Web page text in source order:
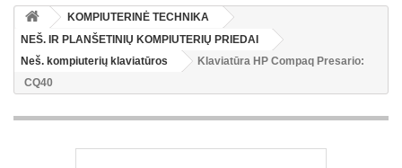
KOMPIUTERINĖ TECHNIKA
NEŠ. IR PLANŠETINIŲ KOMPIUTERIŲ PRIEDAI
Neš. kompiuterių klaviatūros
Klaviatūra HP Compaq Presario:
CQ40